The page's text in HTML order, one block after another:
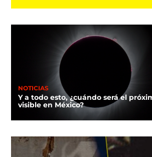
NOTICIAS
Y a todo esto, ¿cuándo será el
visible en México?